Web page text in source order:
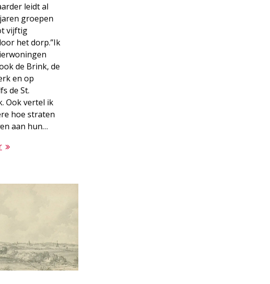
leidt al
groepen
vijftig
het dorp.”Ik
de Brink, de
en op
de St.
Ook vertel ik
hoe straten
aan hun…